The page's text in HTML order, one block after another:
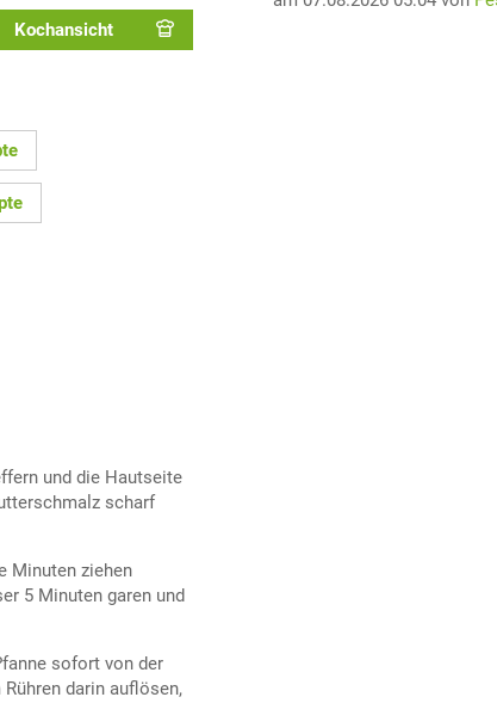
Kochansicht
und die Hautseite
scharf
Minuten ziehen
5 Minuten garen und
sofort von der
darin auflösen,